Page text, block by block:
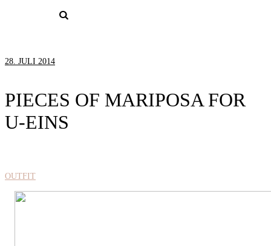
28. JULI 2014
PIECES OF MARIPOSA FOR
U-EINS
OUTFIT